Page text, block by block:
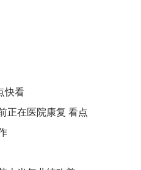
快看
正在医院康复 看点